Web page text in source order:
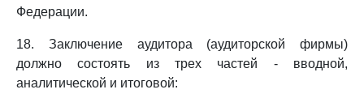
Федерации.
18. Заключение аудитора (аудиторской фирмы)
должно состоять из трех частей - вводной,
аналитической и итоговой: